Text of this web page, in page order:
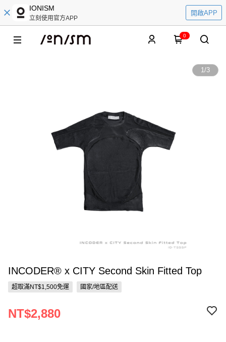
IONISM
立刻使用官方APP
開啟APP
0
1/3
INCODER® x CITY Second Skin Fitted Top
超取滿NT$1,500免運 國家/地區配送
NT$2,880